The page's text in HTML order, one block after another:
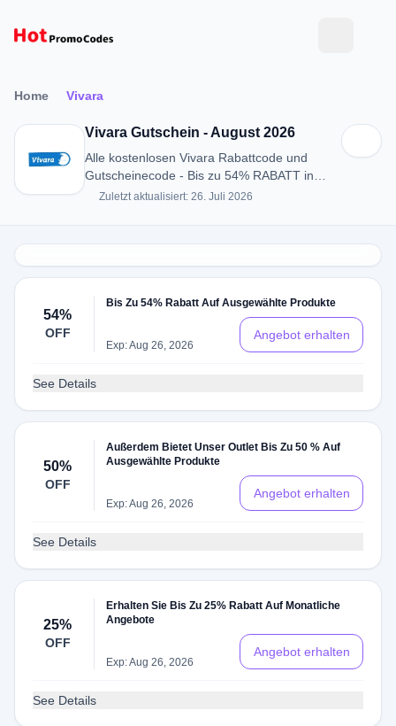
Home Vivara
Vivara Gutschein - August 2026
Alle kostenlosen Vivara Rabattcode und
Gutscheinecode - Bis zu 54% RABATT in
August 2026
Zuletzt aktualisiert: 26. Juli 2026
54%
OFF
Bis Zu 54% Rabatt Auf Ausgewählte Produkte
Exp: Aug 26, 2026
Angebot erhalten
See Details
50%
OFF
Außerdem Bietet Unser Outlet Bis Zu 50 % Auf
Ausgewählte Produkte
Exp: Aug 26, 2026
Angebot erhalten
See Details
25%
OFF
Erhalten Sie Bis Zu 25% Rabatt Auf Monatliche
Angebote
Exp: Aug 26, 2026
Angebot erhalten
See Details